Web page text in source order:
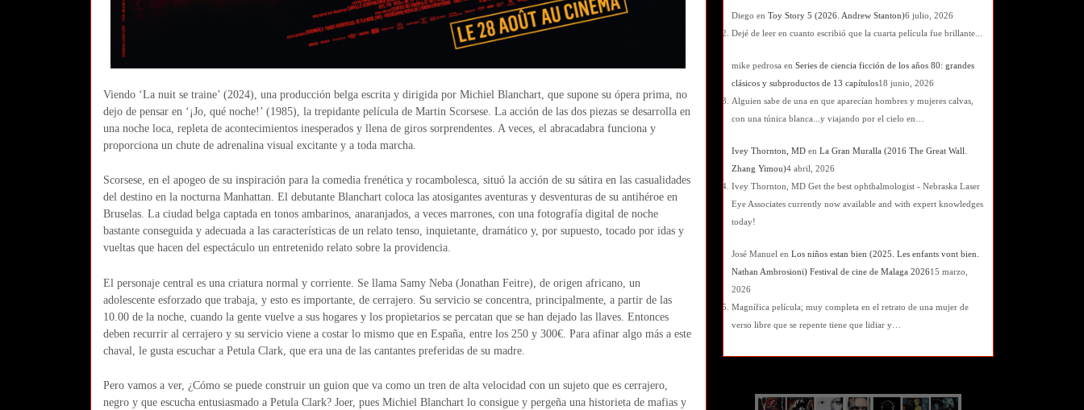
Viendo ‘La nuit se traine’ (2024), una producción belga escrita y dirigida por Michiel Blanchart, que supone su ópera prima, no
dejo de pensar en ‘¡Jo, qué noche!’ (1985), la trepidante película de Martin Scorsese. La acción de las dos piezas se desarrolla en
una noche loca, repleta de acontecimientos inesperados y llena de giros sorprendentes. A veces, el abracadabra funciona y
proporciona un chute de adrenalina visual excitante y a toda marcha.
Scorsese, en el apogeo de su inspiración para la comedia frenética y rocambolesca, situó la acción de su sátira en las casualidades
del destino en la nocturna Manhattan. El debutante Blanchart coloca las atosigantes aventuras y desventuras de su antihéroe en
Bruselas. La ciudad belga captada en tonos ambarinos, anaranjados, a veces marrones, con una fotografía digital de noche
bastante conseguida y adecuada a las características de un relato tenso, inquietante, dramático y, por supuesto, tocado por idas y
vueltas que hacen del espectáculo un entretenido relato sobre la providencia.
El personaje central es una criatura normal y corriente. Se llama Samy Neba (Jonathan Feitre), de origen africano, un
adolescente esforzado que trabaja, y esto es importante, de cerrajero. Su servicio se concentra, principalmente, a partir de las
10.00 de la noche, cuando la gente vuelve a sus hogares y los propietarios se percatan que se han dejado las llaves. Entonces
deben recurrir al cerrajero y su servicio viene a costar lo mismo que en España, entre los 250 y 300€. Para afinar algo más a este
chaval, le gusta escuchar a Petula Clark, que era una de las cantantes preferidas de su madre.
Pero vamos a ver, ¿Cómo se puede construir un guion que va como un tren de alta velocidad con un sujeto que es cerrajero,
negro y que escucha entusiasmado a Petula Clark? Joer, pues Michiel Blanchart lo consigue y pergeña una historieta de mafias y
Diego en Toy Story 5 (2026. Andrew Stanton)6 julio, 2026
Dejé de leer en cuanto escribió que la cuarta película fue brillante...
mike pedrosa en Series de ciencia ficción de los años 80: grandes
clásicos y subproductos de 13 capítulos18 junio, 2026
Alguien sabe de una en que aparecían hombres y mujeres calvas,
con una túnica blanca...y viajando por el cielo en…
Ivey Thornton, MD en La Gran Muralla (2016 The Great Wall.
Zhang Yimou)4 abril, 2026
Ivey Thornton, MD Get the best ophthalmologist - Nebraska Laser
Eye Associates currently now available and with expert knowledges
today!
José Manuel en Los niños estan bien (2025. Les enfants vont bien.
Nathan Ambrosioni) Festival de cine de Malaga 202615 marzo,
2026
Magnífica película; muy completa en el retrato de una mujer de
verso libre que se repente tiene que lidiar y…